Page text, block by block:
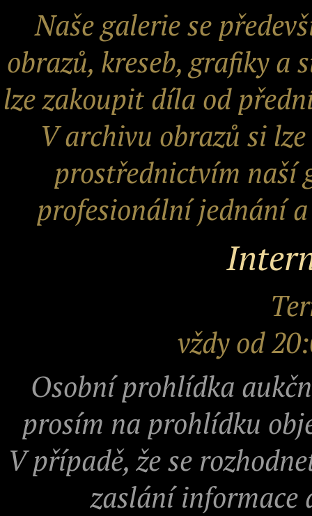
Naše galerie se
obrazů, kreseb, grafiky a
lze zakoupit díla od
V archivu obrazů si
prostřednictvím naší
profesionální jednání
vždy od
Osobní prohlídka
prosím na prohlídku
V případě, že se
zaslání informace